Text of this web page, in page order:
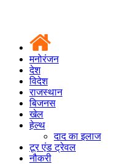
मनोरंजन
देश
विदेश
राजस्थान
बिजनस
खेल
हेल्थ
दाद का इलाज
टूर एंड ट्रेवल
नौकरी